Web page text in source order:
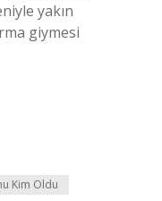
yakın
giymesi
Kim Oldu